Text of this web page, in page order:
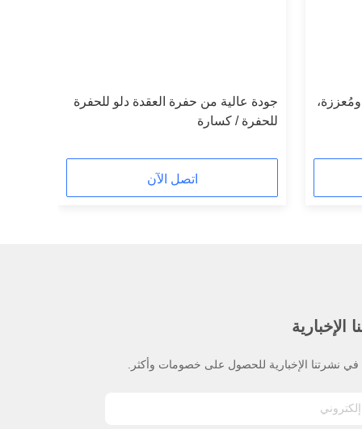
ومُعززة،
جودة عالية من حفرة العقدة دلو للحفرة
للحفرة / كسارة
اتصل الآن
الإخبارية
نشرتنا الإخبارية للحصول على خصومات وأكثر.